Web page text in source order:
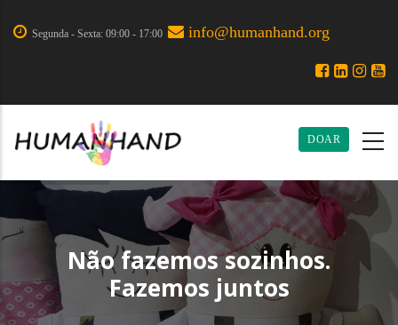
para Segunda - Sexta: 09:00 - 17:00 ‌info@humanhand.org‌
DOAR
Não fazemos sozinhos.
Fazemos juntos